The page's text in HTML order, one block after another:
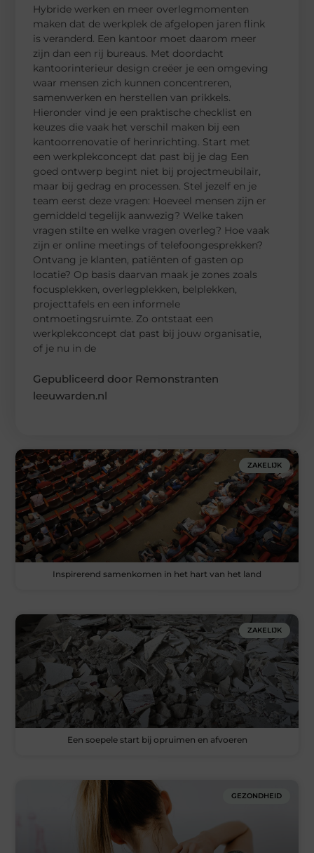
Hybride werken en meer overlegmomenten
maken dat de werkplek de afgelopen jaren flink
is veranderd. Een kantoor moet daarom meer
zijn dan een rij bureaus. Met doordacht
kantoorinterieur design creëer je een omgeving
waar mensen zich kunnen concentreren,
samenwerken en herstellen van prikkels.
Hieronder vind je een praktische checklist en
keuzes die vaak het verschil maken bij een
kantoorrenovatie of herinrichting. Start met
een werkplekconcept dat past bij je dag Een
goed ontwerp begint niet bij projectmeubilair,
maar bij gedrag en processen. Stel jezelf en je
team eerst deze vragen: Hoeveel mensen zijn er
gemiddeld tegelijk aanwezig? Welke taken
vragen stilte en welke vragen overleg? Hoe vaak
zijn er online meetings of telefoongesprekken?
Ontvang je klanten, patiënten of gasten op
locatie? Op basis daarvan maak je zones zoals
focusplekken, overlegplekken, belplekken,
projecttafels en een informele
ontmoetingsruimte. Zo ontstaat een
werkplekconcept dat past bij jouw organisatie,
of je nu in de
Gepubliceerd door Remonstranten
leeuwarden.nl
ZAKELIJK
Inspirerend samenkomen in het hart van het land
ZAKELIJK
Een soepele start bij opruimen en afvoeren
GEZONDHEID